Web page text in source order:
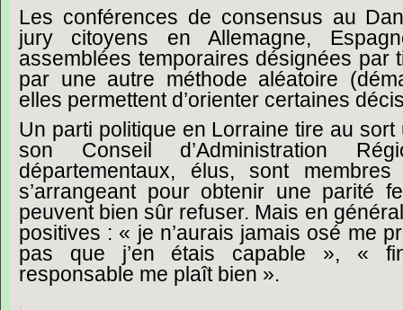
Les conférences de consensus au
jury
citoyens en Allemagne,
assemblées temporaires désignées par
par une autre méthode aléatoire
elles permettent d’orienter certaines
Un parti politique en Lorraine tire au sort
son
Conseil d’Administration
départementaux,
élus, sont
membres
s’arrangeant pour obtenir une parité
peuvent bien sûr refuser. Mais en
positives : « je n’aurais jamais osé me
pas
que j’en étais capable »,
«
responsable me plaît bien ».
.